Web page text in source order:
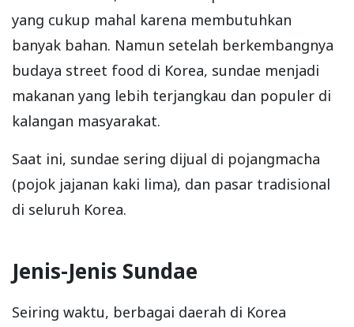
yang cukup mahal karena membutuhkan
banyak bahan. Namun setelah berkembangnya
budaya street food di Korea, sundae menjadi
makanan yang lebih terjangkau dan populer di
kalangan masyarakat.
Saat ini, sundae sering dijual di pojangmacha
(pojok jajanan kaki lima), dan pasar tradisional
di seluruh Korea.
Jenis-Jenis Sundae
Seiring waktu, berbagai daerah di Korea